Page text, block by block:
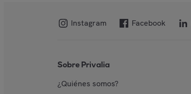
Instagram Facebook
Sobre Privalia
¿Quiénes somos?